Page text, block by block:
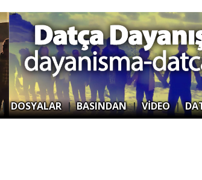
|DOSYALAR|BASINDAN|VİDEO|